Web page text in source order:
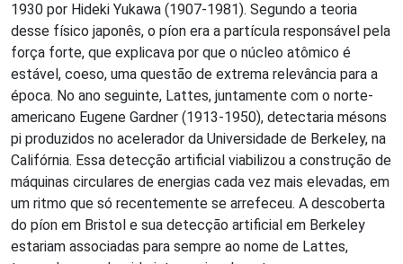
1930 por Hideki Yukawa (1907-1981). Segundo a teoria
desse físico japonês, o píon era a partícula responsável pela
força forte, que explicava por que o núcleo atômico é
estável, coeso, uma questão de extrema relevância para a
época. No ano seguinte, Lattes, juntamente com o norte-
americano Eugene Gardner (1913-1950), detectaria mésons
pi produzidos no acelerador da Universidade de Berkeley, na
Califórnia. Essa detecção artificial viabilizou a construção de
máquinas circulares de energias cada vez mais elevadas, em
um ritmo que só recentemente se arrefeceu. A descoberta
do píon em Bristol e sua detecção artificial em Berkeley
estariam associadas para sempre ao nome de Lattes,